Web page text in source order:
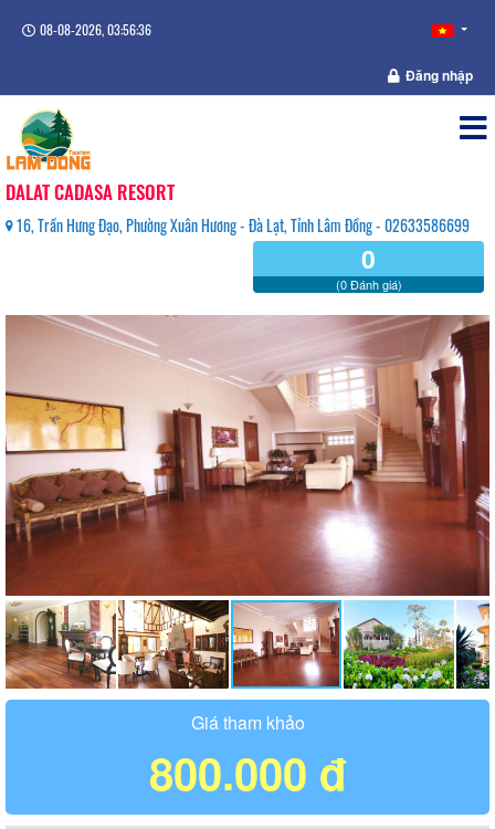
08-08-2026, 03:56:37
Đăng nhập
DALAT CADASA RESORT
16, Trần Hưng Đạo, Phường Xuân Hương - Đà Lạt, Tỉnh Lâm Đồng - 02633586699
0
(0 Đánh giá)
Giá tham khảo
800.000 đ